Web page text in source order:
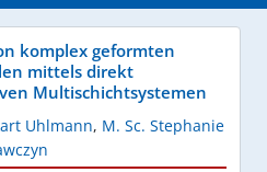
komplex geformten
mittels direkt
Multischichtsystemen
Uhlmann, M. Sc. Stephanie